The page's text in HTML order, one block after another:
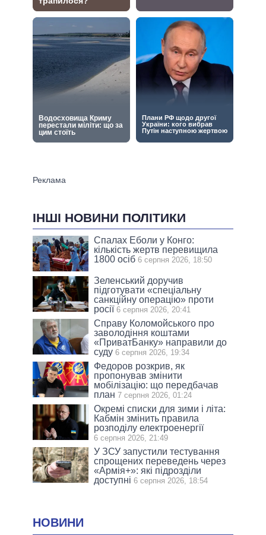
ІНШІ НОВИНИ ПОЛІТИКИ
Спалах Еболи у Конго:
кількість жертв перевищила
1800 осіб 6 серпня 2026, 18:50
Зеленський доручив
підготувати «спеціальну
санкційну операцію» проти
росії 6 серпня 2026, 20:41
Справу Коломойського про
заволодіння коштами
«ПриватБанку» направили до
суду 6 серпня 2026, 19:34
Федоров розкрив, як
пропонував змінити
мобілізацію: що передбачав
план 7 серпня 2026, 01:24
Окремі списки для зими і літа:
Кабмін змінить правила
розподілу електроенергії
6 серпня 2026, 21:49
У ЗСУ запустили тестування
спрощених переведень через
«Армія+»: які підрозділи
доступні 6 серпня 2026, 18:54
НОВИНИ